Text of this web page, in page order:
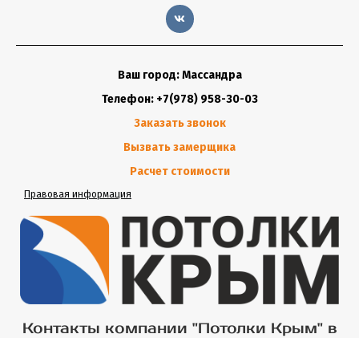
Ваш город: Массандра
Телефон: +7(978) 958-30-03
Заказать звонок
Вызвать замерщика
Расчет стоимости
Правовая информация
Контакты компании "Потолки Крым" в